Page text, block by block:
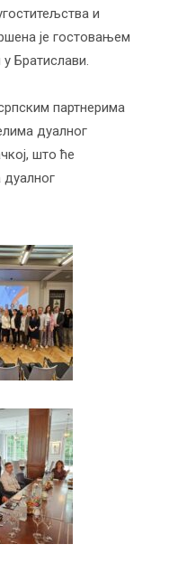
и
је гостовањем
у Братислави.
партнерима
дуалног
што ће